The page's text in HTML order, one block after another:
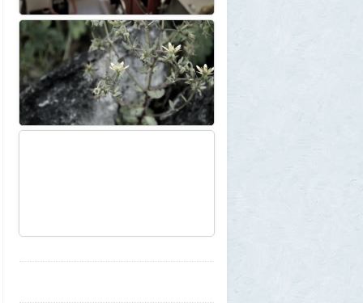
М или Ж? Как раз и навсегда запомнить
род слова «тюль»?
2
SuperVal
28 июля 2026, 18:12
Сибирские траппы: что скрывается под
огромной частью России
4
Allarm
28 июля 2026, 17:36
Фекальная эпидемия в Тюмени
8